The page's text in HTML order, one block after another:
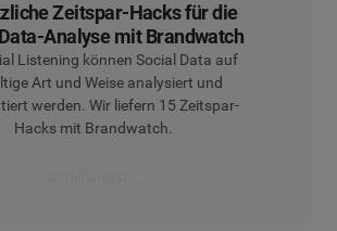
Zeitspar-Hacks für die
Analyse mit Brandwatch
Listening können Social Data auf
Art und Weise analysiert und
werden. Wir liefern 15 Zeitspar-
Hacks mit Brandwatch.